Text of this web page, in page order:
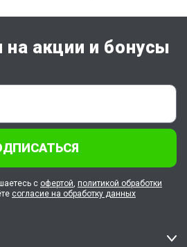
на акции и бонусы
с офертой, политикой обработки
согласие на обработку данных